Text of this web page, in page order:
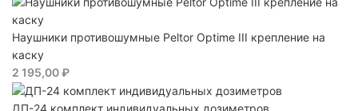
Наушники противошумные Peltor Optime III крепление на
каску
2 195,00 ₽